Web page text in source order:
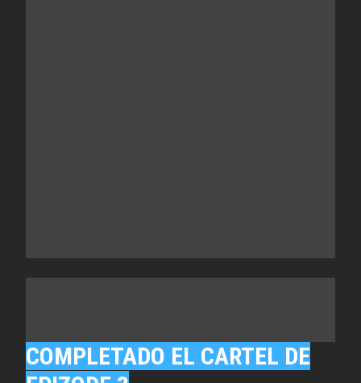
COMPLETADO EL CARTEL DE